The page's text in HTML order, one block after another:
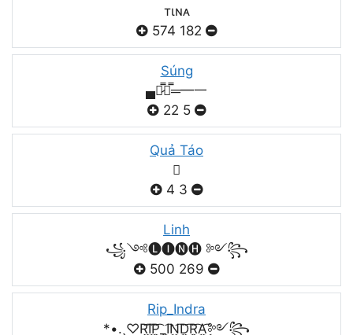
тιɴᴀ
574 182
Súng
▄︻̷̿┻̿═━一
22 5
Quả Táo

4 3
Linh
꧁༺🅛🅘🅝🅗 ༻꧂
500 269
Rip_Indra
*•.¸♡R͜͡I͜͡P͜͡_I͜͡N͜͡D͜͡R͜͡A͜͡༻꧂